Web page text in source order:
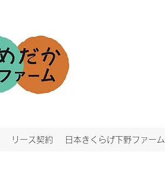
リース契約 日本きくらげ下野ファーム